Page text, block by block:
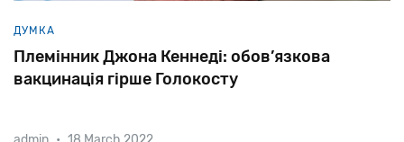
ДУМКА
Племінник Джона Кеннеді: обов’язкова
вакцинація гірше Голокосту